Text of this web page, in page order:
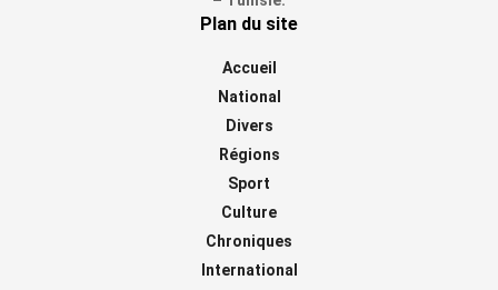
Plan du site
Accueil
National
Divers
Régions
Sport
Culture
Chroniques
International